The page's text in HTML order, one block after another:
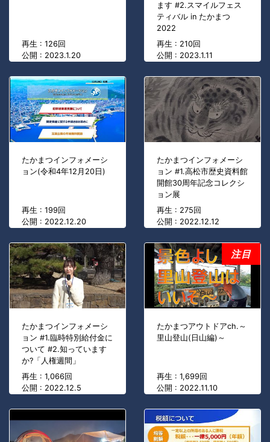
再生 : 126回
公開 : 2023.1.20
ます #2.スマイルフェス
ティバル in たかまつ
2022
再生 : 210回
公開 : 2023.1.11
たかまつインフォメーシ
ョン(令和4年12月20日)
再生 : 199回
公開 : 2022.12.20
たかまつインフォメーシ
ョン #1.高松市歴史資料館
開館30周年記念コレクシ
ョン展
再生 : 275回
公開 : 2022.12.12
たかまつインフォメーシ
ョン #1.臨時特別給付金に
ついて #2.知っています
か?「人権週間」
再生 : 1,066回
公開 : 2022.12.5
たかまつアウトドアch.～
里山登山(日山編)～
再生 : 1,699回
公開 : 2022.11.10
注目